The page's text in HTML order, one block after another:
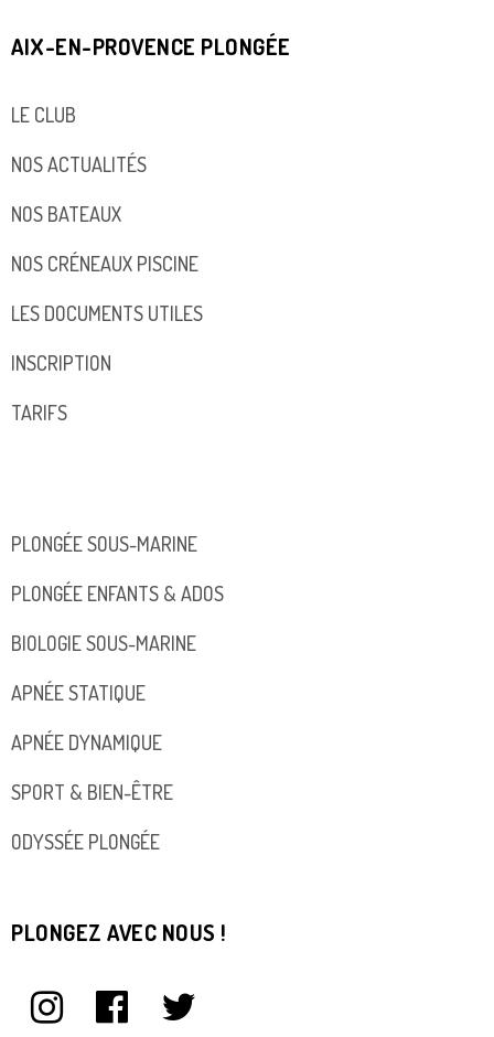
AIX-EN-PROVENCE PLONGÉE
LE CLUB
NOS ACTUALITÉS
NOS BATEAUX
NOS CRÉNEAUX PISCINE
LES DOCUMENTS UTILES
INSCRIPTION
TARIFS
PLONGÉE SOUS-MARINE
PLONGÉE ENFANTS & ADOS
BIOLOGIE SOUS-MARINE
APNÉE STATIQUE
APNÉE DYNAMIQUE
SPORT & BIEN-ÊTRE
ODYSSÉE PLONGÉE
PLONGEZ AVEC NOUS !